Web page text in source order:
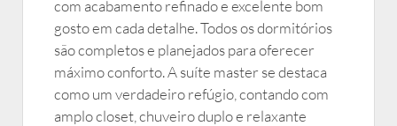
com acabamento refinado e excelente bom
gosto em cada detalhe. Todos os dormitórios
são completos e planejados para oferecer
máximo conforto. A suíte master se destaca
como um verdadeiro refúgio, contando com
amplo closet, chuveiro duplo e relaxante